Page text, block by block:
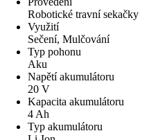
Robotické travní sekačky
Využití
Sečení, Mulčování
Typ pohonu
Aku
Napětí akumulátoru
20 V
Kapacita akumulátoru
4 Ah
Typ akumulátoru